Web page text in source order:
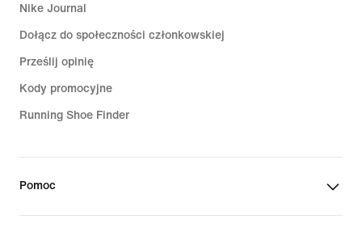
Nike Journal
Dołącz do społeczności członkowskiej
Prześlij opinię
Kody promocyjne
Running Shoe Finder
Pomoc